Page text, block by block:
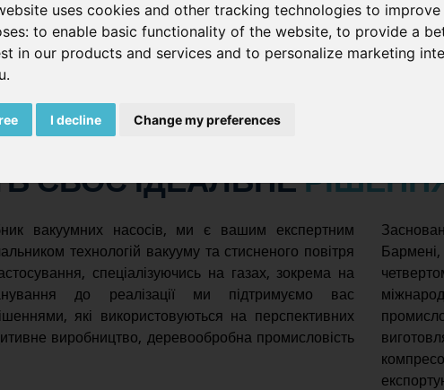
uses cookies and other tracking technologies to
to enable basic functionality of the website, to provide a
in our products and services and to personalize marketing
.
I decline Change my preferences
продукції
СВОЄ ІДЕАЛЬНЕ
вакуумних насосів, ми є вашим експертним
технологій вакууму та стисненого повітря
спеціалізуючись на газах, зокрема на
до реалізації ми підтримуємо вас
які використовуються на перспективних
виробництво, деревообробна промисловість